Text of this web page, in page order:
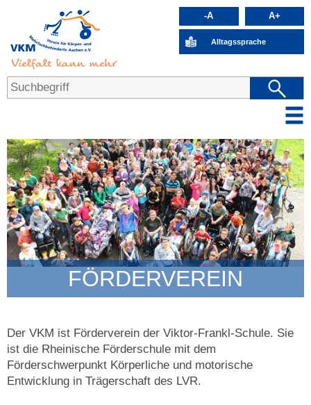
-A A+
Alltagssprache
FÖRDERVEREIN
Der VKM ist Förderverein der Viktor-Frankl-Schule. Sie
ist die Rheinische Förderschule mit dem
Förderschwerpunkt Körperliche und motorische
Entwicklung in Trägerschaft des LVR.